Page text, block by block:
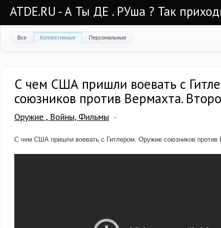
ATDE.RU - А Ты ДЕ . РУша ? Так
Все Коллективные Персональные
С чем США пришли воевать с
союзников против Вермахта.
Оружие , Войны, Фильмы
С чем США пришли воевать с Гитлером. Оружие союзников против